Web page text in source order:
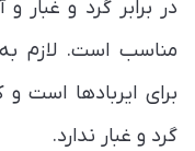
در برابر گرد و غبار
مناسب است. لازم
برای ایربادها است
گرد و غبار ندارد.